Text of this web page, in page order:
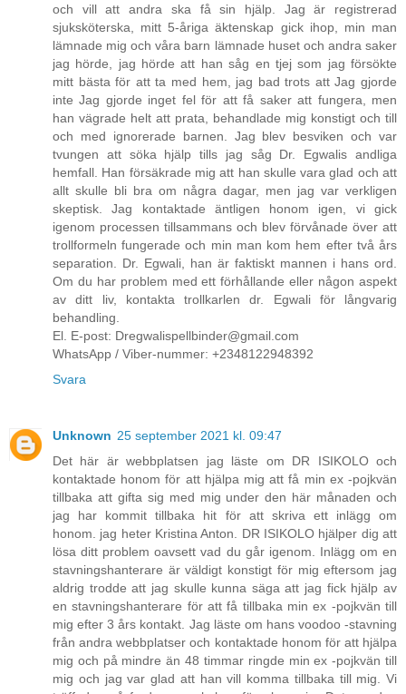
och vill att andra ska få sin hjälp. Jag är registrerad
sjuksköterska, mitt 5-åriga äktenskap gick ihop, min man
lämnade mig och våra barn lämnade huset och andra saker
jag hörde, jag hörde att han såg en tjej som jag försökte
mitt bästa för att ta med hem, jag bad trots att Jag gjorde
inte Jag gjorde inget fel för att få saker att fungera, men
han vägrade helt att prata, behandlade mig konstigt och till
och med ignorerade barnen. Jag blev besviken och var
tvungen att söka hjälp tills jag såg Dr. Egwalis andliga
hemfall. Han försäkrade mig att han skulle vara glad och att
allt skulle bli bra om några dagar, men jag var verkligen
skeptisk. Jag kontaktade äntligen honom igen, vi gick
igenom processen tillsammans och blev förvånade över att
trollformeln fungerade och min man kom hem efter två års
separation. Dr. Egwali, han är faktiskt mannen i hans ord.
Om du har problem med ett förhållande eller någon aspekt
av ditt liv, kontakta trollkarlen dr. Egwali för långvarig
behandling.
El. E-post: Dregwalispellbinder@gmail.com
WhatsApp / Viber-nummer: +2348122948392
Svara
Unknown 25 september 2021 kl. 09:47
Det här är webbplatsen jag läste om DR ISIKOLO och
kontaktade honom för att hjälpa mig att få min ex -pojkvän
tillbaka att gifta sig med mig under den här månaden och
jag har kommit tillbaka hit för att skriva ett inlägg om
honom. jag heter Kristina Anton. DR ISIKOLO hjälper dig att
lösa ditt problem oavsett vad du går igenom. Inlägg om en
stavningshanterare är väldigt konstigt för mig eftersom jag
aldrig trodde att jag skulle kunna säga att jag fick hjälp av
en stavningshanterare för att få tillbaka min ex -pojkvän till
mig efter 3 års kontakt. Jag läste om hans voodoo -stavning
från andra webbplatser och kontaktade honom för att hjälpa
mig och på mindre än 48 timmar ringde min ex -pojkvän till
mig och jag var glad att han vill komma tillbaka till mig. Vi